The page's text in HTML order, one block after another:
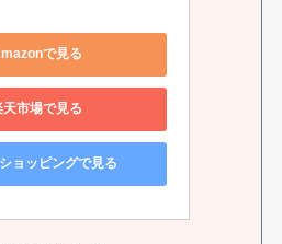
で見る
天市場で見る
ョッピングで見る